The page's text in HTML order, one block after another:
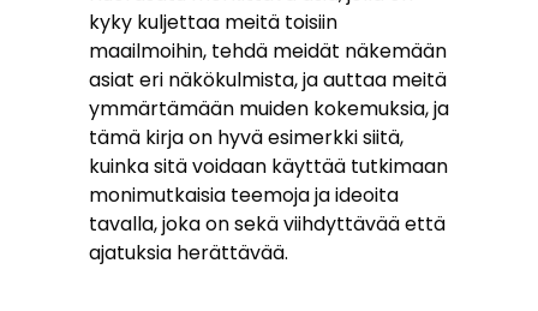
kyky kuljettaa meitä toisiin
maailmoihin, tehdä meidät näkemään
asiat eri näkökulmista, ja auttaa meitä
ymmärtämään muiden kokemuksia, ja
tämä kirja on hyvä esimerkki siitä,
kuinka sitä voidaan käyttää tutkimaan
monimutkaisia teemoja ja ideoita
tavalla, joka on sekä viihdyttävää että
ajatuksia herättävää.